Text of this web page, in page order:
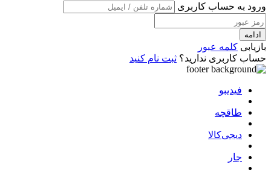
ورود به حساب کاربری
ادامه
بازیابی کلمه عبور
حساب کاربری ندارید؟ ثبت نام کنید
فیدیبو
طاقچه
دیجی‌کالا
جار